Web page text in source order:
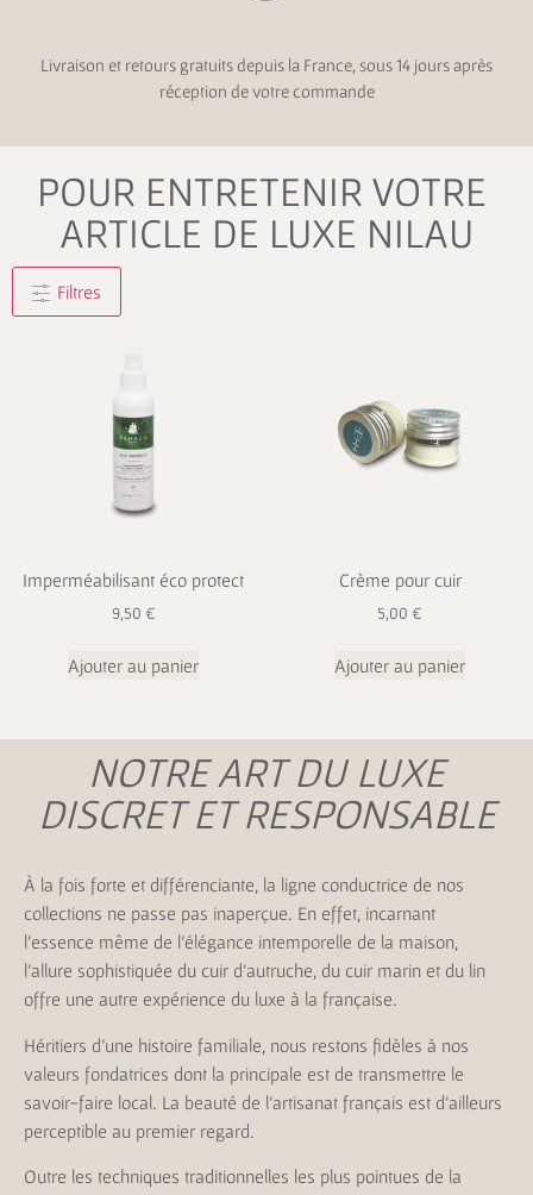
Livraison et retours gratuits depuis la France, sous 14 jours après
réception de votre commande
POUR ENTRETENIR VOTRE
ARTICLE DE LUXE NILAU
Filtres
Imperméabilisant éco protect
9,50 €
Ajouter au panier
Crème pour cuir
5,00 €
Ajouter au panier
NOTRE ART DU LUXE
DISCRET ET RESPONSABLE
À la fois forte et différenciante, la ligne conductrice de nos
collections ne passe pas inaperçue. En effet, incarnant
l’essence même de l’élégance intemporelle de la maison,
l’allure sophistiquée du cuir d’autruche, du cuir marin et du lin
offre une autre expérience du luxe à la française.
Héritiers d’une histoire familiale, nous restons fidèles à nos
valeurs fondatrices dont la principale est de transmettre le
savoir-faire local. La beauté de l’artisanat français est d’ailleurs
perceptible au premier regard.
Outre les techniques traditionnelles les plus pointues de la